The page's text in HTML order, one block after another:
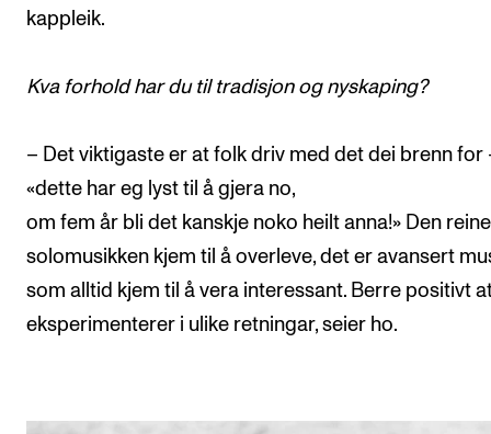
kappleik.
Kva forhold har du til tradisjon og nyskaping?
– Det viktigaste er at folk driv med det dei brenn for
«dette har eg lyst til å gjera no,
om fem år bli det kanskje noko heilt anna!» Den reine
solomusikken kjem til å overleve, det er avansert
som alltid kjem til å vera interessant. Berre positivt
eksperimenterer i ulike retningar, seier ho.